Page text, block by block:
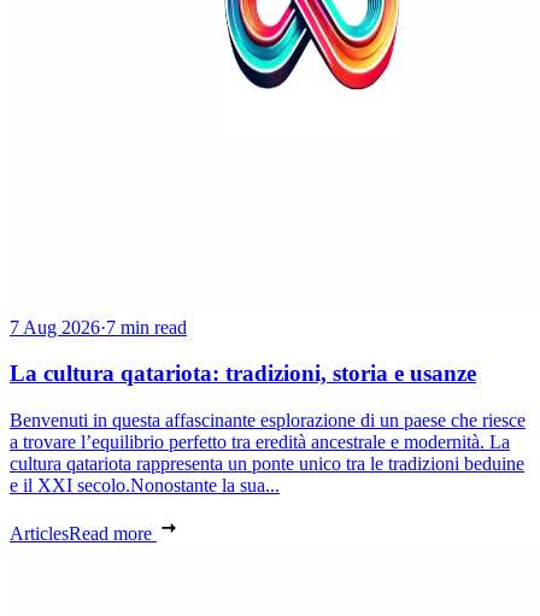
7 Aug 2026·7 min read
La cultura qatariota: tradizioni, storia e usanze
Benvenuti in questa affascinante esplorazione di un paese che riesce
a trovare l’equilibrio perfetto tra eredità ancestrale e modernità. La
cultura qatariota rappresenta un ponte unico tra le tradizioni beduine
e il XXI secolo.Nonostante la sua...
ArticlesRead more